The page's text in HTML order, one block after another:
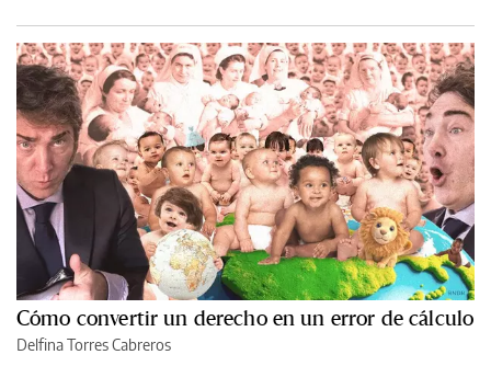
Cómo convertir un derecho en un error de cálculo
Delfina Torres Cabreros